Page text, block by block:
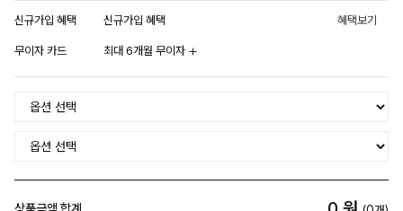
신규가입 혜택 신규가입 혜택 혜택보기
무이자 카드 최대 6개월 무이자